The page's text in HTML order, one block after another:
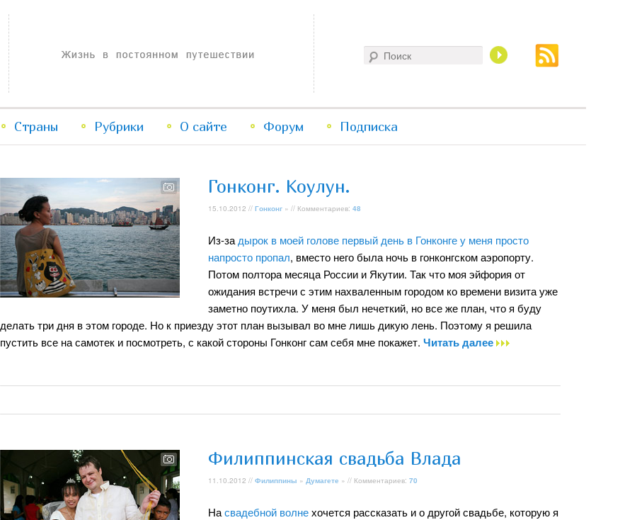
Жизнь в постоянном путешествии
Перейти
основному
содержимому
Перейти
дополнительному
содержимому
Страны Рубрики О сайте Форум Подписка
Гонконг. Коулун.
15.10.2012 // Гонконг » // Комментариев: 48
Из-за дырок в моей голове первый день в Гонконге у меня просто
напросто пропал, вместо него была ночь в гонконгском аэропорту.
Потом полтора месяца России и Якутии. Так что моя эйфория от
ожидания встречи с этим нахваленным городом ко времени визита уже
заметно поутихла. У меня был нечеткий, но все же план, что я буду
делать три дня в этом городе. Но к приезду этот план вызывал во мне лишь дикую лень. Поэтому я решила
пустить все на самотек и посмотреть, с какой стороны Гонконг сам себя мне покажет. Читать далее
Филиппинская свадьба Влада
11.10.2012 // Филиппины » Думагете » // Комментариев: 70
Насвадебной волнехочется рассказать и о другой свадьбе, которую я